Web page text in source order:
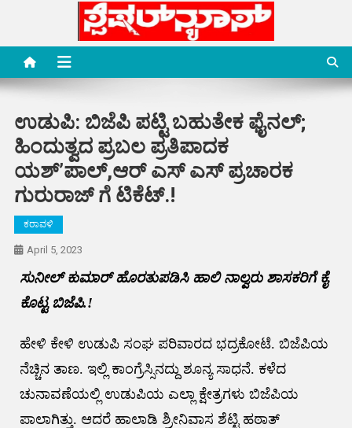
content
Special News Media
Special News Media
ಉಡುಪಿ: ಬಿಜೆಪಿ ಪಟ್ಟಿ ಬಹುತೇಕ ಫೈನಲ್;
ಹಿಂದುತ್ವದ ಪ್ರಬಲ ಪ್ರತಿಪಾದಕ
ಯಶ್’ಪಾಲ್,ಆರ್ ಎಸ್ ಎಸ್ ಪ್ರಚಾರಕ
ಗುರುರಾಜ್ ಗೆ ಟಿಕೆಟ್.!
ಕರಾವಳಿ
April 5, 2023
ಸುನೀಲ್ ಕುಮಾರ್ ಹೊರತುಪಡಿಸಿ ಹಾಲಿ ನಾಲ್ವರು ಶಾಸಕರಿಗೆ ಕೈ
ಕೊಟ್ಟ ಬಿಜೆಪಿ.!
ಹೇಳಿ ಕೇಳಿ ಉಡುಪಿ ಸಂಘ ಪರಿವಾರದ ಭದ್ರಕೋಟೆ. ಬಿಜೆಪಿಯ
ನೆಚ್ಚಿನ ತಾಣ. ಇಲ್ಲಿ ಕಾಂಗ್ರೆಸ್ಸಿನದ್ದು ಶೂನ್ಯ ಸಾಧನೆ. ಕಳೆದ
ಚುನಾವಣೆಯಲ್ಲಿ ಉಡುಪಿಯ ಎಲ್ಲಾ ಕ್ಷೇತ್ರಗಳು ಬಿಜೆಪಿಯ
ಪಾಲಾಗಿತ್ತು. ಆದರೆ ಹಾಲಾಡಿ ಶ್ರೀನಿವಾಸ ಶೆಟ್ಟಿ ಹಠಾತ್